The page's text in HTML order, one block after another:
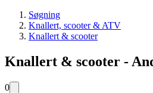
Søgning
Knallert, scooter & ATV
Knallert & scooter
Knallert & scooter -
0